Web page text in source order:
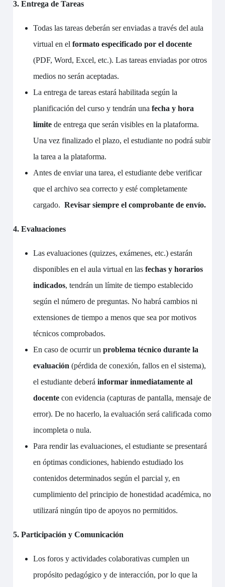
3. Entrega de Tareas
Todas las tareas deberán ser enviadas a través del aula
virtual en elformato especificado por el docente
(PDF, Word, Excel, etc.). Las tareas enviadas por otros
medios no serán aceptadas.
La entrega de tareas estará habilitada según la
planificación del curso y tendrán unafecha y hora
límite de entrega que serán visibles en la plataforma.
Una vez finalizado el plazo, el estudiante no podrá subir
la tarea a la plataforma.
Antes de enviar una tarea, el estudiante debe verificar
que el archivo sea correcto y esté completamente
cargado.Revisar siempre el comprobante de envío.
4. Evaluaciones
Las evaluaciones (quizzes, exámenes, etc.) estarán
disponibles en el aula virtual en lasfechas y horarios
indicados, tendrán un límite de tiempo establecido
según el número de preguntas. No habrá cambios ni
extensiones de tiempo a menos que sea por motivos
técnicos comprobados.
En caso de ocurrir unproblema técnico durante la
evaluación (pérdida de conexión, fallos en el sistema),
el estudiante deberáinformar inmediatamente al
docente con evidencia (capturas de pantalla, mensaje de
error). De no hacerlo, la evaluación será calificada como
incompleta o nula.
Para rendir las evaluaciones, el estudiante se presentará
en óptimas condiciones, habiendo estudiado los
contenidos determinados según el parcial y, en
cumplimiento del principio de honestidad académica, no
utilizará ningún tipo de apoyos no permitidos.
5. Participación y Comunicación
Los foros y actividades colaborativas cumplen un
propósito pedagógico y de interacción, por lo que la